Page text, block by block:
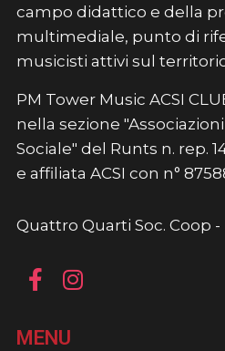
campo didattico e della
multimediale, punto di
musicisti attivi sul
PM Tower Music ACSI
nella sezione
Sociale" del Runts n. rep.
e affiliata ACSI con n°
Quattro Quarti Soc. Coop -
MENU